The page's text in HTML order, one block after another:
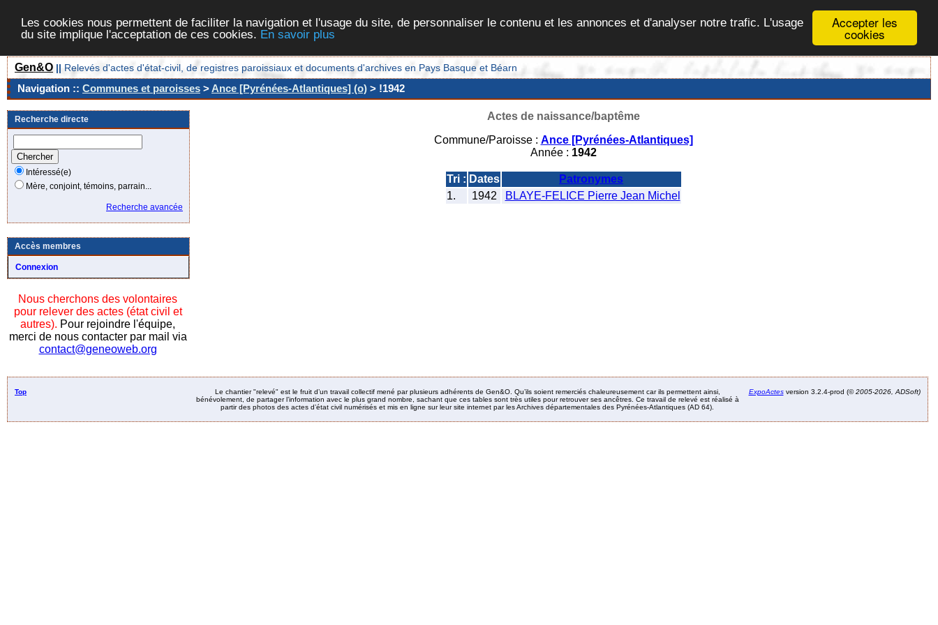
Accepter les
cookies
Les cookies nous permettent de faciliter la navigation et l'usage du site, de personnaliser le contenu et les annonces et d'analyser notre trafic. L'usage
du site implique l'acceptation de ces cookies. En savoir plus
Gen&O || Relevés d'actes d'état-civil, de registres paroissiaux et documents d'archives en Pays Basque et Béarn
Navigation :: Communes et paroisses >Ance [Pyrénées-Atlantiques] (o) > !1942
Recherche directe
Intéressé(e)
Mère, conjoint, témoins, parrain...
Recherche avancée
Accès membres
Connexion
Nous cherchons des volontaires
pour relever des actes (état civil et
autres). Pour rejoindre l'équipe,
merci de nous contacter par mail via
contact@geneoweb.org
Actes de naissance/baptême
Commune/Paroisse : Ance [Pyrénées-Atlantiques]
Année : 1942
Tri : Dates
Patronymes
1.
1942 BLAYE-FELICE Pierre Jean Michel
Top
Le chantier "relevé" est le fruit d’un travail collectif mené par plusieurs adhérents de Gen&O. Qu’ils soient remerciés chaleureusement car ils permettent ainsi,
bénévolement, de partager l’information avec le plus grand nombre, sachant que ces tables sont très utiles pour retrouver ses ancêtres. Ce travail de relevé est réalisé à
partir des photos des actes d’état civil numérisés et mis en ligne sur leur site internet par les Archives départementales des Pyrénées-Atlantiques (AD 64).
ExpoActesversion 3.2.4-prod (©2005-2026, ADSoft)